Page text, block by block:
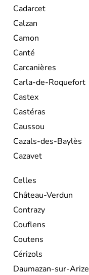
Cadarcet
Calzan
Camon
Canté
Carcanières
Carla-de-Roquefort
Castex
Castéras
Caussou
Cazals-des-Baylès
Cazavet
Celles
Château-Verdun
Contrazy
Couflens
Coutens
Cérizols
Daumazan-sur-Arize